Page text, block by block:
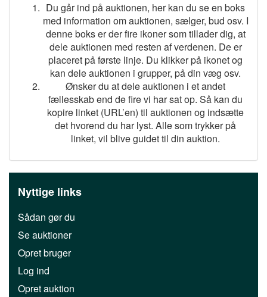
Du går ind på auktionen, her kan du se en boks
med information om auktionen, sælger, bud osv. I
denne boks er der fire ikoner som tillader dig, at
dele auktionen med resten af verdenen. De er
placeret på første linje. Du klikker på ikonet og
kan dele auktionen i grupper, på din væg osv.
Ønsker du at dele auktionen i et andet
fællesskab end de fire vi har sat op. Så kan du
kopire linket (URL’en) til auktionen og indsætte
det hvorend du har lyst. Alle som trykker på
linket, vil blive guidet til din auktion.
Nyttige links
Sådan gør du
Se auktioner
Opret bruger
Log ind
Opret auktion